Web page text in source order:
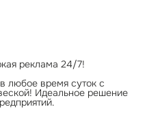
реклама 24/7!
любое время суток с
Идеальное решение